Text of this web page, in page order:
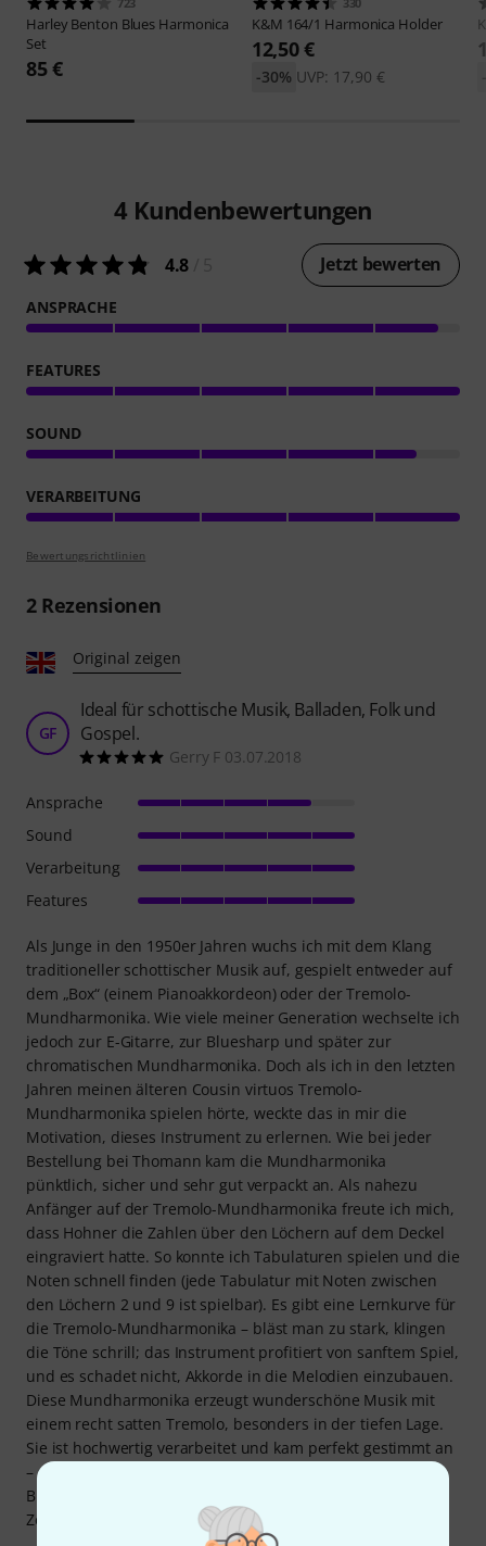
Harley Benton Blues Harmonica
Set
85 €
K&M 164/1 Harmonica Holder
12,50 €
UVP: 17,90 €
-30%
4 Kundenbewertungen
4.8 Jetzt bewerten
ANSPRACHE
FEATURES
SOUND
VERARBEITUNG
Bewertungsrichtlinien
2Rezensionen
Original zeigen
GF
Ideal für schottische Musik, Balladen, Folk und
Gospel.
Gerry F 03.07.2018
Als Junge in den 1950er Jahren wuchs ich mit dem Klang
traditioneller schottischer Musik auf, gespielt entweder auf
dem „Box“ (einem Pianoakkordeon) oder der Tremolo-
Mundharmonika. Wie viele meiner Generation wechselte ich
jedoch zur E-Gitarre, zur Bluesharp und später zur
chromatischen Mundharmonika. Doch als ich in den letzten
Jahren meinen älteren Cousin virtuos Tremolo-
Mundharmonika spielen hörte, weckte das in mir die
Motivation, dieses Instrument zu erlernen. Wie bei jeder
Bestellung bei Thomann kam die Mundharmonika
pünktlich, sicher und sehr gut verpackt an. Als nahezu
Anfänger auf der Tremolo-Mundharmonika freute ich mich,
dass Hohner die Zahlen über den Löchern auf dem Deckel
eingraviert hatte. So konnte ich Tabulaturen spielen und die
Noten schnell finden (jede Tabulatur mit Noten zwischen
den Löchern 2 und 9 ist spielbar). Es gibt eine Lernkurve für
die Tremolo-Mundharmonika – bläst man zu stark, klingen
die Töne schrill; das Instrument profitiert von sanftem Spiel,
und es schadet nicht, Akkorde in die Melodien einzubauen.
Diese Mundharmonika erzeugt wunderschöne Musik mit
einem recht satten Tremolo, besonders in der tiefen Lage.
Sie ist hochwertig verarbeitet und kam perfekt gestimmt an
– alle Töne klangen einwandfrei. Der Korpus ist aus
Birnenholz, und ich gehe davon aus, dass die Töne mit der
Zeit noch schöner und weicher werden.
Ansprache
Sound
Verarbeitung
Features